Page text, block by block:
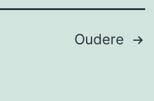
vlakbij
huis
Oudere